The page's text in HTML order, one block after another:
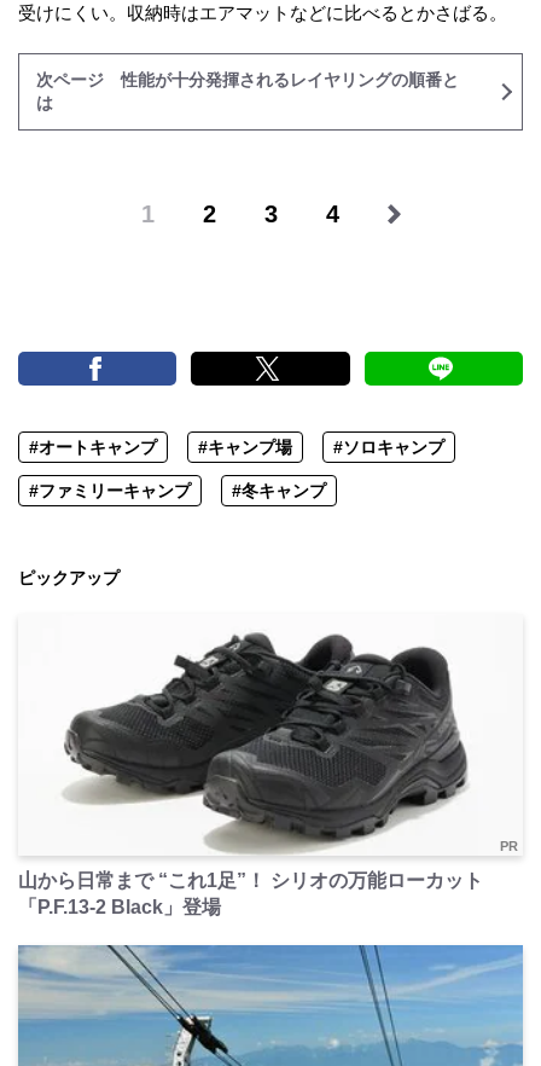
受けにくい。収納時はエアマットなどに比べるとかさばる。
次ページ 性能が十分発揮されるレイヤリングの順番と
は
1 2 3 4
#オートキャンプ #キャンプ場 #ソロキャンプ
#ファミリーキャンプ #冬キャンプ
ピックアップ
PR
山から日常まで “これ1足”！ シリオの万能ローカット
「P.F.13-2 Black」登場